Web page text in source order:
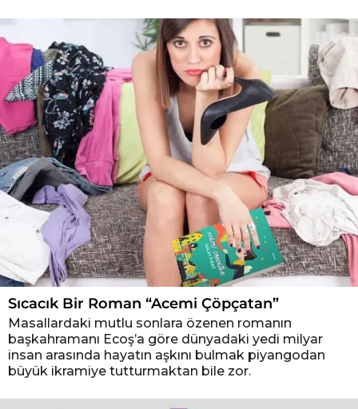
Sıcacık Bir Roman “Acemi Çöpçatan”
Masallardaki mutlu sonlara özenen romanın
başkahramanı Ecoş’a göre dünyadaki yedi milyar
insan arasında hayatın aşkını bulmak piyangodan
büyük ikramiye tutturmaktan bile zor.